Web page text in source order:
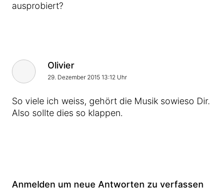
ausprobiert?
Olivier
29. Dezember 2015 13:12 Uhr
So viele ich weiss, gehört die Musik sowieso Dir.
Also sollte dies so klappen.
Anmelden um neue Antworten zu verfassen